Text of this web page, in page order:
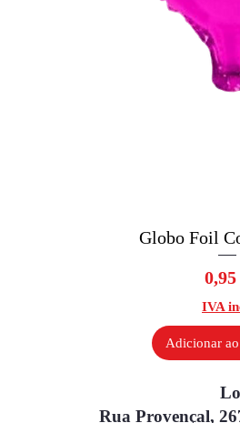
Globo Foil
0,95
IVA
Adicionar
Rua Provençal,